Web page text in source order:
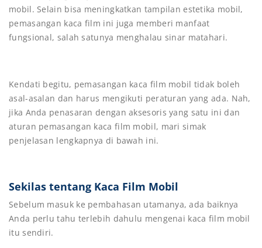
mobil. Selain bisa meningkatkan tampilan estetika mobil,
pemasangan kaca film ini juga memberi manfaat
fungsional, salah satunya menghalau sinar matahari.
Kendati begitu, pemasangan kaca film mobil tidak boleh
asal-asalan dan harus mengikuti peraturan yang ada. Nah,
jika Anda penasaran dengan aksesoris yang satu ini dan
aturan pemasangan kaca film mobil, mari simak
penjelasan lengkapnya di bawah ini.
Sekilas tentang Kaca Film Mobil
Sebelum masuk ke pembahasan utamanya, ada baiknya
Anda perlu tahu terlebih dahulu mengenai kaca film mobil
itu sendiri.